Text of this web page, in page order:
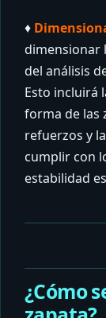
♦️
dimensionar
del análisis
Esto incluirá
forma de las
refuerzos y
cumplir con
estabilidad
¿Cómo